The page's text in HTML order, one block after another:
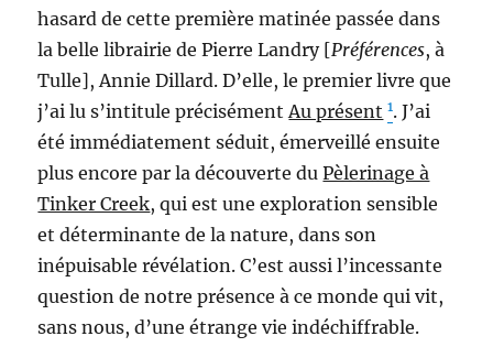
hasard de cette première matinée passée dans
la belle librairie de Pierre Landry [Préférences, à
Tulle], Annie Dillard. D’elle, le premier livre que
j’ai lu s’intitule précisémentAu présent 1. J’ai
été immédiatement séduit, émerveillé ensuite
plus encore par la découverte duPèlerinage à
Tinker Creek, qui est une exploration sensible
et déterminante de la nature, dans son
inépuisable révélation. C’est aussi l’incessante
question de notre présence à ce monde qui vit,
sans nous, d’une étrange vie indéchiffrable.